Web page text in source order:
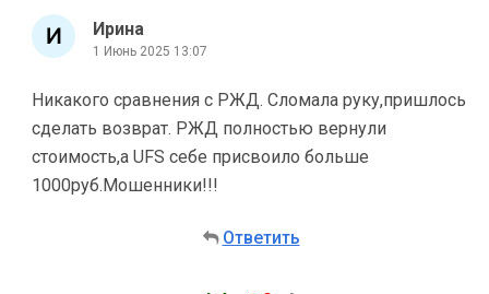
Ирина
1 Июнь 2025 13:07
Никакого сравнения с РЖД. Сломала руку,пришлось
сделать возврат. РЖД полностью вернули
стоимость,а UFS себе присвоило больше
1000руб.Мошенники!!!
Ответить